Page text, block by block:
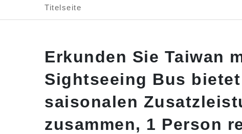
Titelseite
Erkunden Sie Taiwan
Sightseeing Bus
saisonalen
zusammen, 1 Person